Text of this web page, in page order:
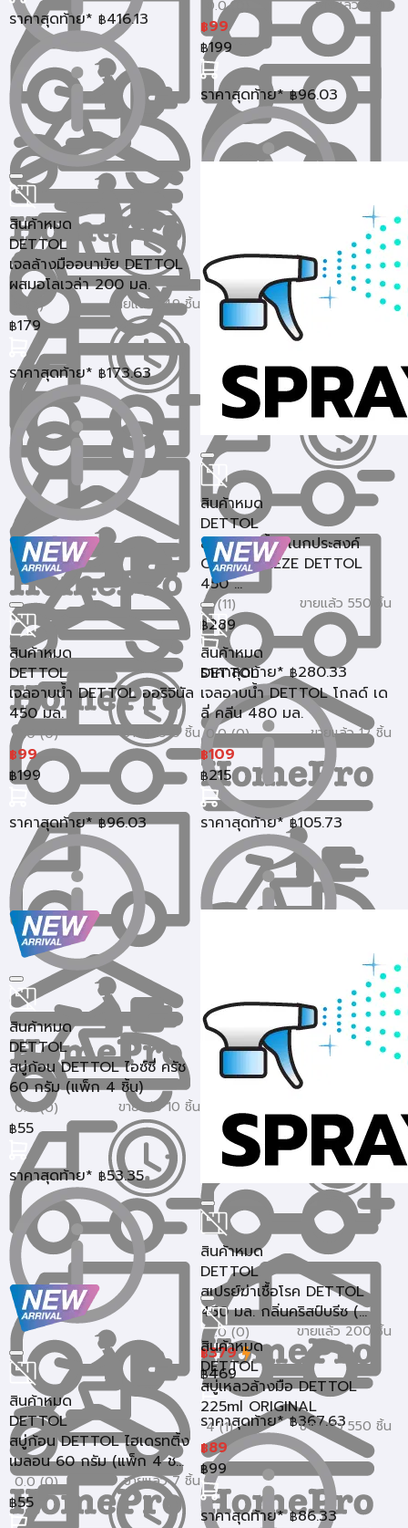
ราคาสุดท้าย* ฿416.13
0.0 (0) ขายแล้ว 6 ชิ้น
฿99
฿199
ราคาสุดท้าย* ฿96.03
สินค้าหมด
DETTOL
เจลล้างมืออนามัย DETTOL
ผสมอโลเวล่า 200 มล.
5 (2) ขายแล้ว 149 ชิ้น
฿179
ราคาสุดท้าย* ฿173.63
สินค้าหมด
DETTOL
สเปรย์ฆ่าเชื้ออเนกประสงค์
CRISP BREEZE DETTOL
450 ...
5 (11) ขายแล้ว 550 ชิ้น
฿289
ราคาสุดท้าย* ฿280.33
สินค้าหมด
DETTOL
เจลอาบน้ำ DETTOL ออริจินัล
450 มล.
0.0 (0) ขายแล้ว 0 ชิ้น
฿99
฿199
ราคาสุดท้าย* ฿96.03
สินค้าหมด
DETTOL
เจลอาบน้ำ DETTOL โกลด์ เด
ลี่ คลีน 480 มล.
0.0 (0) ขายแล้ว 12 ชิ้น
฿109
฿215
ราคาสุดท้าย* ฿105.73
สินค้าหมด
DETTOL
สบู่ก้อน DETTOL ไอซ์ซี่ ครัช
60 กรัม (แพ็ก 4 ชิ้น)
0.0 (0) ขายแล้ว 10 ชิ้น
฿55
ราคาสุดท้าย* ฿53.35
สินค้าหมด
DETTOL
สเปรย์ฆ่าเชื้อโรค DETTOL
450 มล. กลิ่นคริสป์บรีซ (...
0.0 (0) ขายแล้ว 200 ชิ้น
฿379
฿469
ราคาสุดท้าย* ฿367.63
สินค้าหมด
DETTOL
สบู่ก้อน DETTOL ไฮเดรทติ้ง
เมลอน 60 กรัม (แพ็ก 4 ช...
0.0 (0) ขายแล้ว 7 ชิ้น
฿55
สินค้าหมด
DETTOL
สบู่เหลวล้างมือ DETTOL
225ml ORIGINAL
4 (1) ขายแล้ว 550 ชิ้น
฿89
฿99
ราคาสุดท้าย* ฿86.33